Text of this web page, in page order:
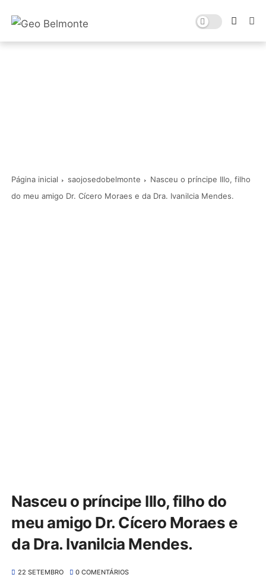
Página inicial saojosedobelmonte
Nasceu o príncipe Illo, filho
do meu amigo Dr. Cícero Moraes e da Dra. Ivanilcia Mendes.
Nasceu o príncipe Illo, filho do
meu amigo Dr. Cícero Moraes e
da Dra. Ivanilcia Mendes.
22 SETEMBRO 0 COMENTÁRIOS